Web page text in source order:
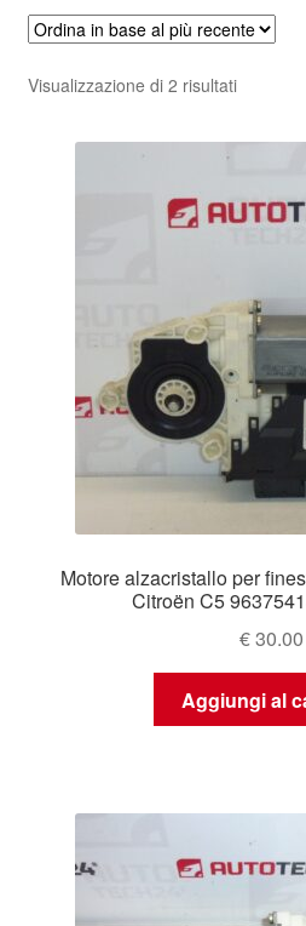
Visualizzazione di 2 risultatiOrdina
base
recente
Motore alzacristallo per
Citroën C5
€30.00
Aggiungi al